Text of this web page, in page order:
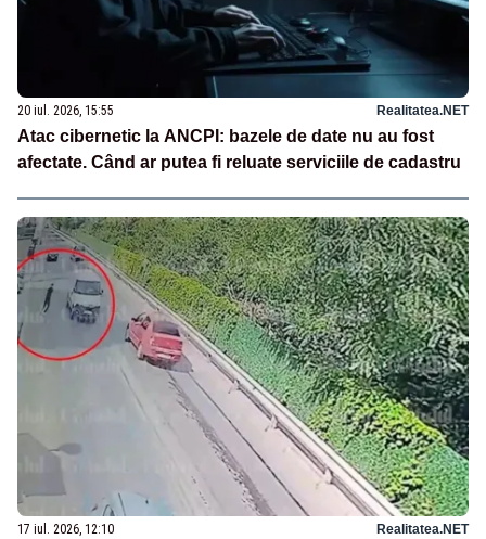
20 iul. 2026, 15:55 Realitatea.NET
Atac cibernetic la ANCPI: bazele de date nu au fost
afectate. Când ar putea fi reluate serviciile de cadastru
17 iul. 2026, 12:10 Realitatea.NET